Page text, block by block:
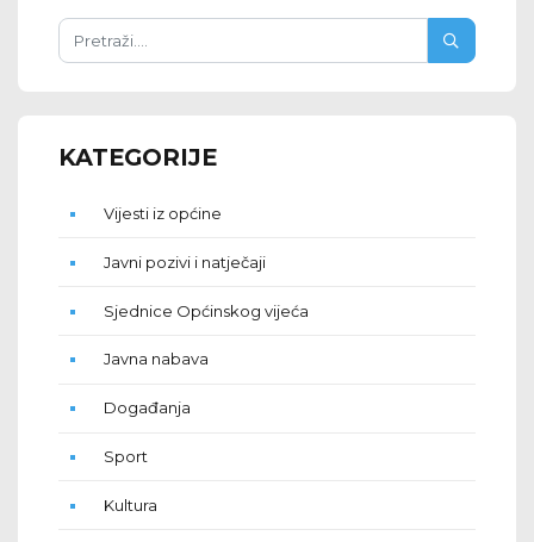
KATEGORIJE
Vijesti iz općine
Javni pozivi i natječaji
Sjednice Općinskog vijeća
Javna nabava
Događanja
Sport
Kultura